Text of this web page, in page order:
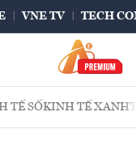
VNE TV TECH
TẾ SỐKINH TẾ XANH